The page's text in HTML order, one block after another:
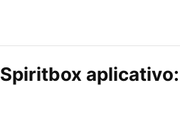
Spiritbox